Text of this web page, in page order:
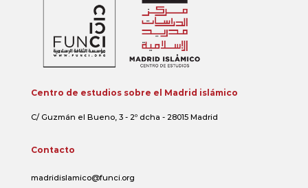
Centro de estudios sobre el Madrid islámico
C/ Guzmán el Bueno, 3 - 2º dcha - 28015 Madrid
Contacto
madridislamico@funci.org